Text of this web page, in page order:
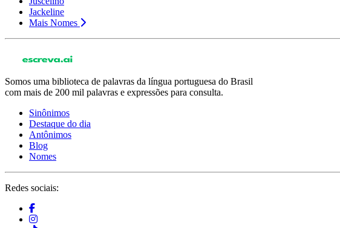
Jackeline
Mais Nomes
Somos uma biblioteca de palavras da língua portuguesa do Brasil
com mais de 200 mil palavras e expressões para consulta.
Sinônimos
Destaque do dia
Antônimos
Blog
Nomes
Redes sociais: